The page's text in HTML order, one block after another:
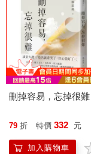
刪掉容易，忘掉很難
79 折 特價 332 元
加入購物車